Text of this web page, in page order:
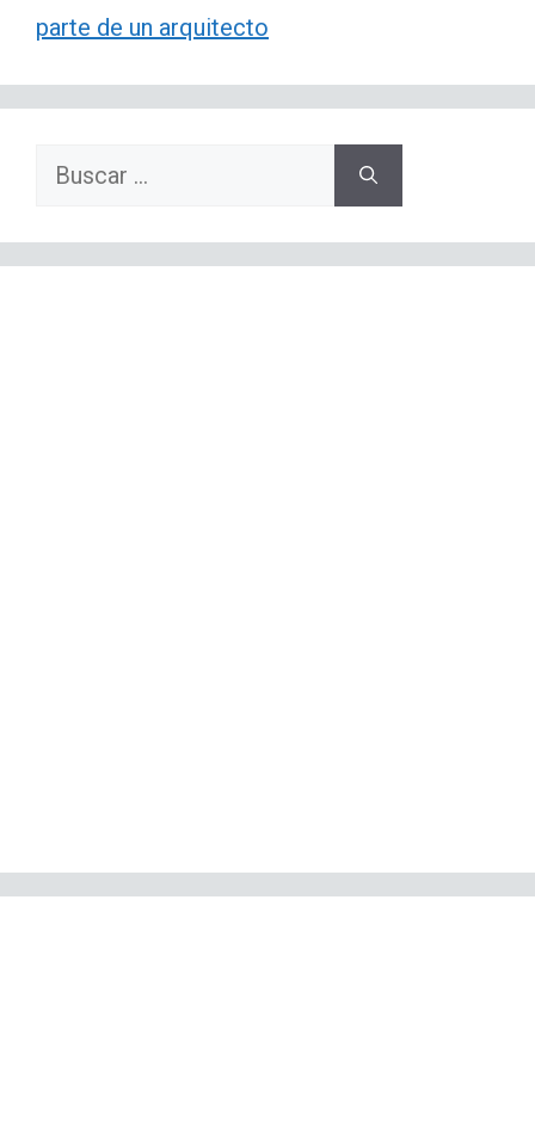
parte de un arquitecto
Buscar: